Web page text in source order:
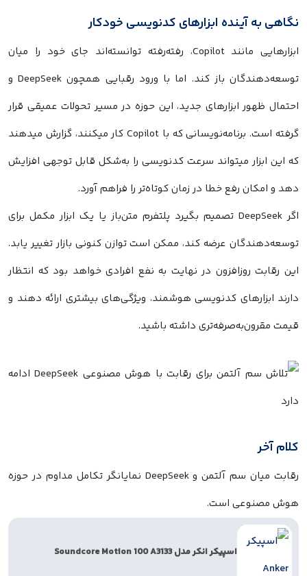
نگاهی به آینده ابزارهای کدنویسی خودکار
ابزارهایی مانند Copilot، رفته‌رفته توانسته‌اند جای خود را میان
توسعه‌دهندگان باز کند. اما با ورود رقبایی همچون DeepSeek و
احتمال ظهور ابزارهای جدید، این حوزه در مسیر تحولات عمیقی قرار
گرفته است. برنامه‌نویسانی که با Copilot کار میکنند، گزارش میدهند
که این ابزار میتواند سرعت کدنویسی را به‌شکل قابل توجهی افزایش
دهد و امکان رفع خطا در زمان کوتاه‌تر را فراهم آورد.
اگر DeepSeek تصمیم بگیرد پلتفرم متن‌باز یا یک ابزار مکمل برای
توسعه‌دهندگان عرضه کند، ممکن است توازن کنونی بازار تغییر یابد.
این رقابت روزافزون در نهایت به نفع افرادی خواهد بود که انتظار
دارند ابزارهای کدنویسی هوشمند، ویژگی‌های بیشتری ارائه دهند و
قیمت مقرون‌به‌صرفه‌تری داشته باشید.
کلام آخر
رقابت میان سم آلتمن و DeepSeek نمایانگر تکامل مداوم در حوزه
هوش مصنوعی است.
اسپیکر انکر مدل Soundcore Motion 100 A3133